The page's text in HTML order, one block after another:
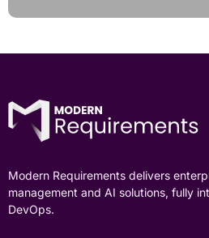
Modern Requirements delivers
management and AI solutions, fully
DevOps.